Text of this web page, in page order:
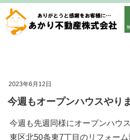
2023年6月12日
今週もオープンハウスやりま
今週も先週同様にオープンハウ
東区北50条東7丁目のリフォー